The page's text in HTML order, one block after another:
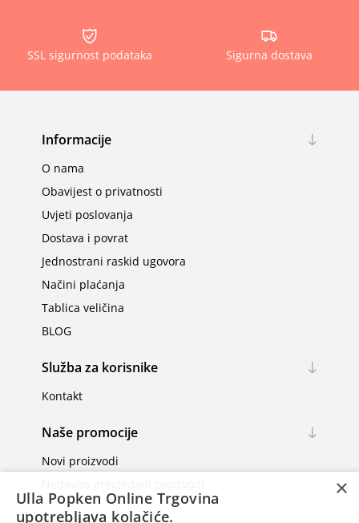
SSL sigurnost podataka Sigurna dostava
Informacije
O nama
Obavijest o privatnosti
Uvjeti poslovanja
Dostava i povrat
Jednostrani raskid ugovora
Načini plaćanja
Tablica veličina
BLOG
Služba za korisnike
Kontakt
Naše promocije
Novi proizvodi
×
Ulla Popken Online Trgovina
upotrebljava kolačiće.